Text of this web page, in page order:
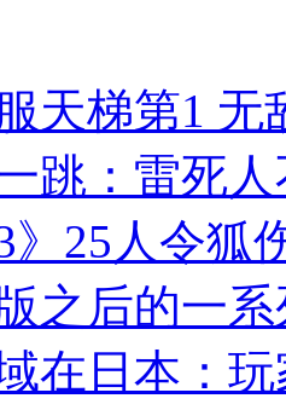
天梯第1 无
跳：雷死
》25人令狐
之后的一
在日本：